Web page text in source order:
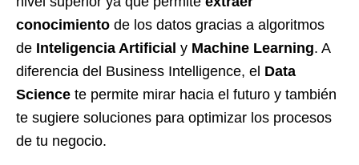
conocimiento de los datos gracias a algoritmos
de Inteligencia Artificial y Machine Learning. A
diferencia del Business Intelligence, el Data
Science te permite mirar hacia el futuro y también
te sugiere soluciones para optimizar los procesos
de tu negocio.